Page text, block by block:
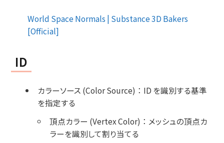
World Space Normals | Substance 3D Bakers
[Official]
ID
カラーソース (Color Source) ： ID を識別する基準
を指定する
頂点カラー (Vertex Color) ： メッシュの頂点カ
ラーを識別して割り当てる